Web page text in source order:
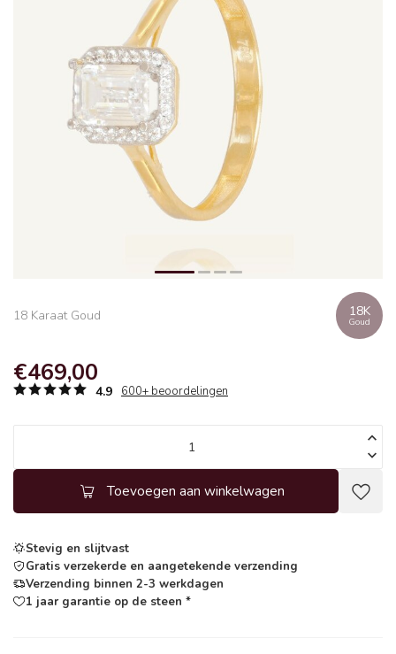
18 Karaat Goud 18K
Goud
€469,00
4.9 600+ beoordelingen
Toevoegen aan winkelwagen
Stevig en slijtvast
Gratis verzekerde en aangetekende verzending
Verzending binnen 2-3 werkdagen
1 jaar garantie op de steen *